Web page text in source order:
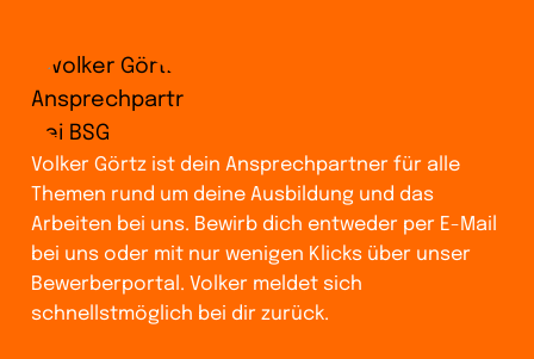
Volker Görtz ist dein Ansprechpartner für alle
Themen rund um deine Ausbildung und das
Arbeiten bei uns. Bewirb dich entweder per E-Mail
bei uns oder mit nur wenigen Klicks über unser
Bewerberportal. Volker meldet sich
schnellstmöglich bei dir zurück.